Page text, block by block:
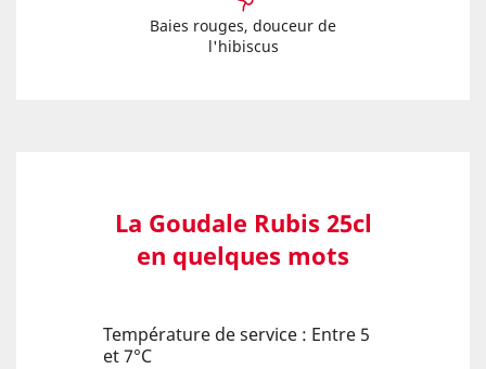
Baies rouges, douceur de
l'hibiscus
La Goudale Rubis 25cl
en quelques mots
Température de service : Entre 5
et 7°C